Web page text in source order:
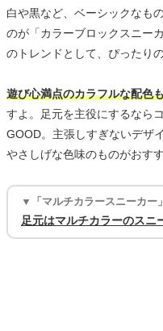
白や黒など、ベーシックなも
のが「カラーブロックスニー
のトレンドとして、ぴったり
遊び心満点のカラフルな配色
すよ。足元を主役にするなら
GOOD。主張しすぎないデザ
やさしげな色味のものがおすす
▼「マルチカラースニーカー
足元はマルチカラーのスニ